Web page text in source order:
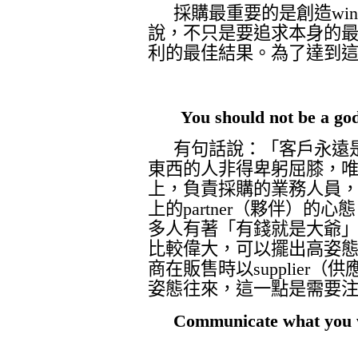
採購最重要的是創造
說，不只是要追求本身的
利的最佳結果。為了達到
You should not be a
有句話說：「客戶永遠
東西的人非得卑躬屈膝，
上，負責採購的業務人員
上的partner（夥伴）的心
多人有著「有錢就是大爺
比較偉大，可以擺出高姿
商在販售時以supplier（供
姿態往來，這一點是需要
Communicate what